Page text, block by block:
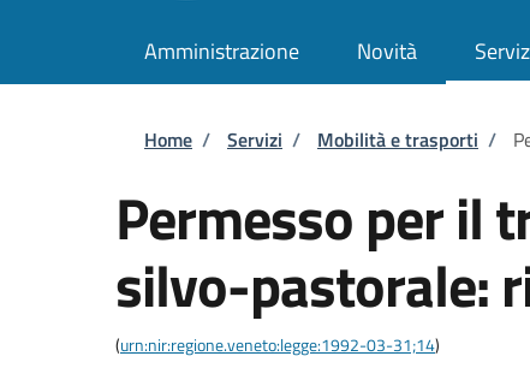
Amministrazione Novità
Briciole di pane
Home / Servizi / Mobilità e trasporti /
Permesso per il
silvo-pastorale:
(urn:nir:regione.veneto:legge:1992-03-31;14)